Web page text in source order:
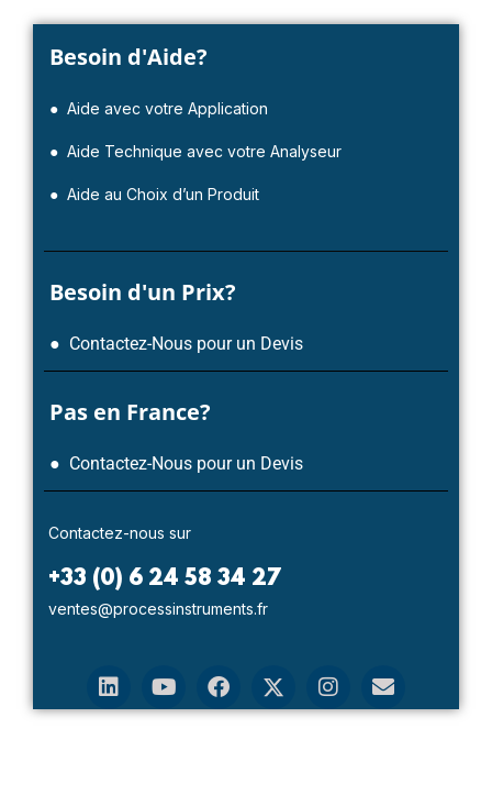
Besoin d'Aide?
● Aide avec votre Application
● Aide Technique avec votre Analyseur
● Aide au Choix d’un Produit
Besoin d'un Prix?
● Contactez-Nous pour un Devis
Pas en France?
● Contactez-Nous pour un Devis
Contactez-nous sur
+33 (0) 6 24 58 34 27
ventes@processinstruments.fr